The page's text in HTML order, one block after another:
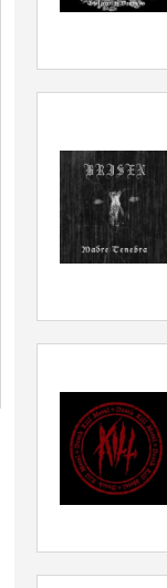
Ave Dominus Luciferi
LP (BLACK)
89,00 zł
DO KOSZYKA